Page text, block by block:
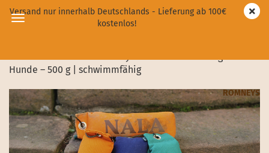
Versand nur innerhalb Deutschlands - Lieferung ab 100€
kostenlos!
Hunde – 500 g | schwimmfähig
ROMNEYS